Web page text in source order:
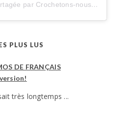
Une publication partagée par Crochetons-nous dans les bois (@crochetonsnousdanslesbois)
PLUS LUS
DE FRANÇAIS
très longtemps ...